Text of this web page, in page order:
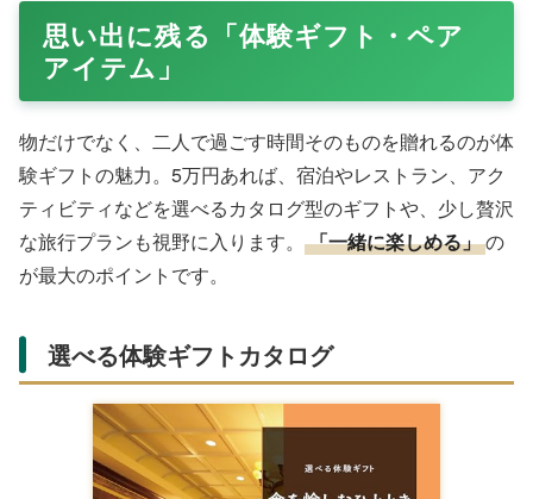
Amazonで購入する
パワフルな風量とスタイリッシュなデザインで人気の高機
能ドライヤー。身だしなみに気を遣う彼氏や、二人で共有
できるアイテムとしても優秀です。実用性が高く、毎日手
に取ってもらえるのが魅力です。
アップルウォッチ